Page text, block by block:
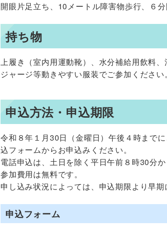
開眼片足立ち、10メートル障害物歩行、６
持ち物
上履き（室内用運動靴）、水分補給用飲料、
ジャージ等動きやすい服装でご参加ください。
申込方法・申込期限
令和８年１月30日（金曜日）午後４時まで
込フォームからお申込みください。
電話申込は、土日を除く平日午前８時30分
参加費用は無料です。
申し込み状況によっては、申込期限より早
申込フォーム